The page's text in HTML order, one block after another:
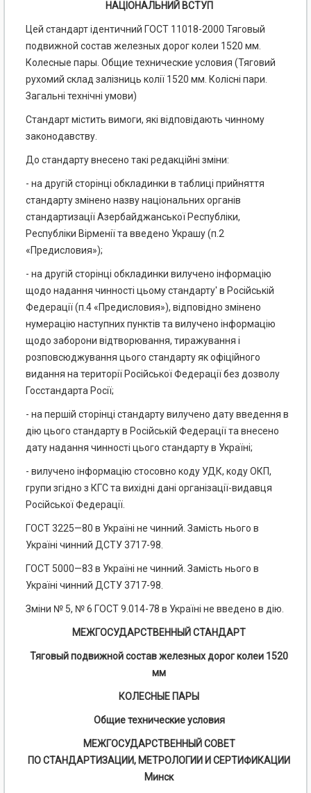
НАЦIОНАЛЬНИЙ ВСТУП
Цей стандарт ідентичний ГОСТ 11018-2000 Тяговый
подвижной состав железных дорог колеи 1520 мм.
Колесные пары. Общие технические условия (Тяговий
рухомий склад залізниць колії 1520 мм. Колісні пари.
Загальні технічні умови)
Стандарт містить вимоги, які відповідають чинному
законодавству.
До стандарту внесено такі редакційні зміни:
- на другій сторінці обкладинки в таблиці прийняття
стандарту змінено назву національних органів
стандартизації Азербайджанської Республіки,
Республіки Вірменії та введено Украшу (п.2
«Предисловия»);
- на другій сторінці обкладинки вилучено інформацію
щодо надання чинності цьому стандарту' в Російській
Федерації (п.4 «Предисловия»), відповідно змінено
нумерацію наступних пунктів та вилучено інформацію
щодо заборони відтворювання, тиражування і
розповсюджування цього стандарту як офіційного
видання на території Російської Федерації без дозволу
Госстандарта Росії;
- на першій сторінці стандарту вилучено дату введення в
дію цього стандарту в Російській Федерації та внесено
дату надання чинності цього стандарту в Україні;
- вилучено інформацію стосовно коду УДК, коду ОКП,
групи згідно з КГС та вихідні дані організації-видавця
Російської Федерації.
ГОСТ 3225—80 в Україні не чинний. Замість нього в
Україні чинний ДСТУ 3717-98.
ГОСТ 5000—83 в Україні не чинний. Замість нього в
Україні чинний ДСТУ 3717-98.
Зміни № 5, № 6 ГОСТ 9.014-78 в Україні не введено в дію.
МЕЖГОСУДАРСТВЕННЫЙ СТАНДАРТ
Тяговый подвижной состав железных дорог колеи 1520
мм
КОЛЕСНЫЕ ПАРЫ
Общие технические условия
МЕЖГОСУДАРСТВЕННЫЙ СОВЕТ
ПО СТАНДАРТИЗАЦИИ, МЕТРОЛОГИИ И СЕРТИФИКАЦИИ
Минск